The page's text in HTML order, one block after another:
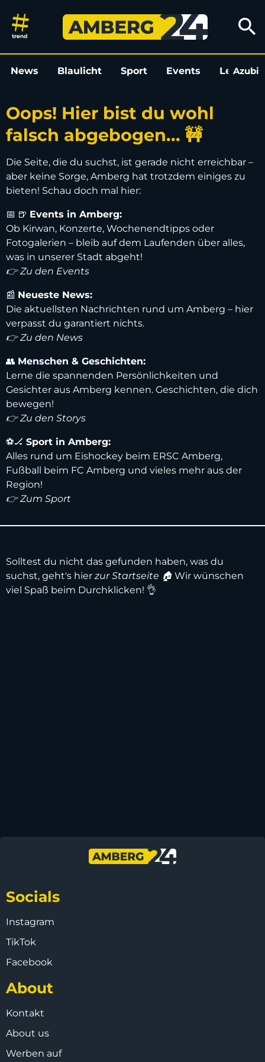
Oops! Hier bist du wohl falsch
search
News Blaulicht Sport Events LeoAzubi
Oops! Hier bist du wohl
falsch abgebogen... 🚧
Die Seite, die du suchst, ist gerade nicht erreichbar –
aber keine Sorge, Amberg hat trotzdem einiges zu
bieten! Schau doch mal hier:
📅 🍺 Events in Amberg:
Ob Kirwan, Konzerte, Wochenendtipps oder
Fotogalerien – bleib auf dem Laufenden über alles,
was in unserer Stadt abgeht!
👉 Zu den Events
📰 Neueste News:
Die aktuellsten Nachrichten rund um Amberg – hier
verpasst du garantiert nichts.
👉 Zu den News
👥 Menschen & Geschichten:
Lerne die spannenden Persönlichkeiten und
Gesichter aus Amberg kennen. Geschichten, die dich
bewegen!
👉 Zu den Storys
⚽️🏒 Sport in Amberg:
Alles rund um Eishockey beim ERSC Amberg,
Fußball beim FC Amberg und vieles mehr aus der
Region!
👉 Zum Sport
Solltest du nicht das gefunden haben, was du
suchst, geht's hier zur Startseite 🏠 Wir wünschen
viel Spaß beim Durchklicken! 👌
Socials
Instagram
TikTok
Facebook
About
Kontakt
About us
Werben auf